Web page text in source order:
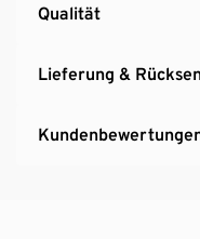
Qualität
Lieferung &